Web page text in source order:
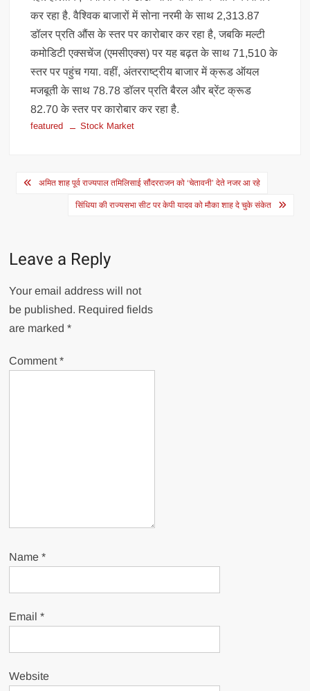
कर रहा है. वैश्विक बाजारों में सोना नरमी के साथ 2,313.87
डॉलर प्रति औंस के स्तर पर कारोबार कर रहा है, जबकि मल्टी
कमोडिटी एक्सचेंज (एमसीएक्स) पर यह बढ़त के साथ 71,510 के
स्तर पर पहुंच गया. वहीं, अंतरराष्ट्रीय बाजार में क्रूड ऑयल
मजबूती के साथ 78.78 डॉलर प्रति बैरल और ब्रेंट क्रूड
82.70 के स्तर पर कारोबार कर रहा है.
featured Stock Market
Post
navigation
अमित शाह पूर्व राज्यपाल तमिलिसाई सौंदरराजन को ‘चेतावनी’ देते नजर आ रहे
सिंधिया की राज्यसभा सीट पर केपी यादव को मौका शाह दे चुके संकेत
Leave a Reply
Your email address will not
be published. Required fields
are marked*
Comment*
Name*
Email*
Website